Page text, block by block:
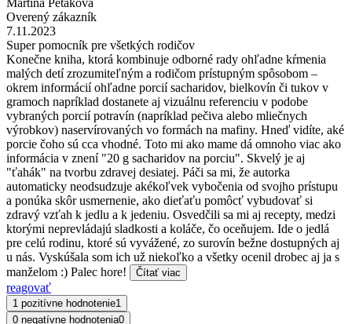
Overený zákazník
7.11.2023
Super pomocník pre všetkých rodičov
Konečne kniha, ktorá kombinuje odborné rady ohľadne kŕmenia
malých detí zrozumiteľným a rodičom prístupným spôsobom –
okrem informácií ohľadne porcií sacharidov, bielkovín či tukov v
gramoch napríklad dostanete aj vizuálnu referenciu v podobe
vybraných porcií potravín (napríklad pečiva alebo mliečnych
výrobkov) naservírovaných vo formách na mafiny. Hneď vidíte, aké
porcie čoho sú cca vhodné. Toto mi ako mame dá omnoho viac ako
informácia v znení "20 g sacharidov na porciu". Skvelý je aj
"ťahák" na tvorbu zdravej desiatej. Páči sa mi, že autorka
automaticky neodsudzuje akékoľvek vybočenia od svojho prístupu
a ponúka skôr usmernenie, ako dieťaťu pomôcť vybudovať si
zdravý vzťah k jedlu a k jedeniu. Osvedčili sa mi aj recepty, medzi
ktorými neprevládajú sladkosti a koláče, čo oceňujem. Ide o jedlá
pre celú rodinu, ktoré sú vyvážené, zo surovín bežne dostupných aj
u nás. Vyskúšala som ich už niekoľko a všetky ocenil drobec aj ja s
manželom :) Palec hore!
Čítať viac
reagovať
1 pozitívne hodnotenie1
0 negatívne hodnotenia0